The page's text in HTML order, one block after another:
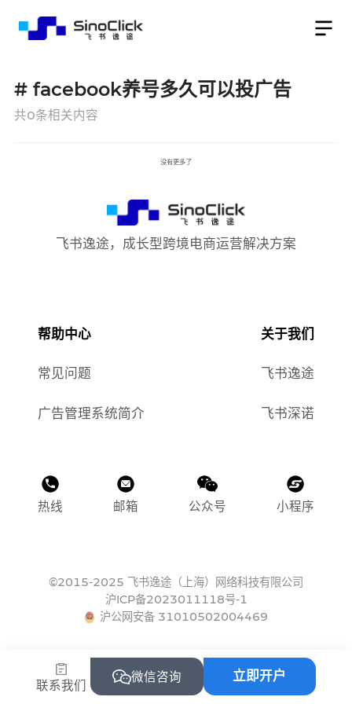
# facebook养号多久可以投广告
共0条相关内容
没有更多了
飞书逸途，成长型跨境电商运营解决方案
帮助中心 关于我们
常见问题 飞书逸途
广告管理系统简介 飞书深诺
热线 邮箱 公众号 小程序
©2015-2025 飞书逸途（上海）网络科技有限公司
沪ICP备2023011118号-1
沪公网安备 31010502004469
联系我们
微信咨询 立即开户